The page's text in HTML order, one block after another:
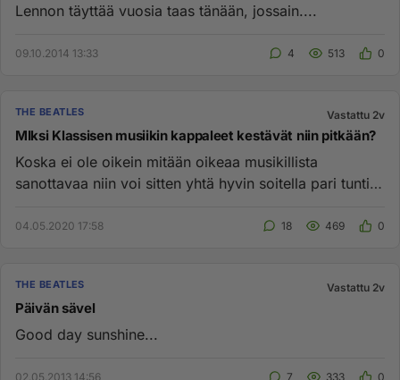
Lennon täyttää vuosia taas tänään, jossain....
09.10.2014 13:33 4 513 0
THE BEATLES Vastattu 2v
MIksi Klassisen musiikin kappaleet kestävät niin pitkään?
Koska ei ole oikein mitään oikeaa musikillista
sanottavaa niin voi sitten yhtä hyvin soitella pari tuntia
04.05.2020 17:58 18 469 0
THE BEATLES Vastattu 2v
Päivän sävel
Good day sunshine...
02.05.2013 14:56 7 333 0